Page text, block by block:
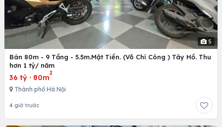
5
Bán 80m - 9 Tầng - 5.5m.Mặt Tiền. (Võ Chí Công ) Tây Hồ. Thu
hơn 1 tỷ/ năm
36 tỷ · 80m
2
Thành phố Hà Nội
4 giờ trước